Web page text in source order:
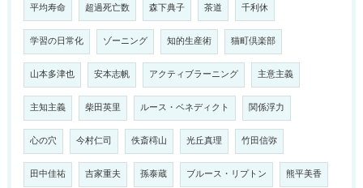
平均寿命 超過死亡数 森下典子 茶道 千利休
学習の日常化 ゾーニング 知的生産術 猫町倶楽部
山本多津也 安本志帆 アクティブラーニング 主意主義
主知主義 柴田英里 ルース・ベネディクト 関係浮力
心の穴 今村仁司 佚斎樗山 光丘真理 竹田信弥
田中佳祐 吉家重夫 孫泰蔵 ブルース・リプトン 熊平美香